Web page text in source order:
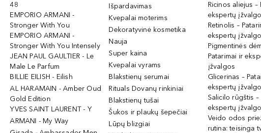
48
EMPORIO ARMANI -
Stronger With You
EMPORIO ARMANI -
Stronger With You Intensely
JEAN PAUL GAULTIER - Le
Male Le Parfum
BILLIE EILISH - Eilish
AL HARAMAIN - Amber Oud
Gold Edition
YVES SAINT LAURENT - Y
ARMANI - My Way
Išpardavimas
Kvepalai moterims
Dekoratyvinė kosmetika
Nauja
Super kaina
Kvepalai vyrams
Blakstienų serumai
Rituals Dovanų rinkiniai
Blakstienų tušai
Šukos ir plaukų šepečiai
Lūpų blizgiai
Ricinos aliejus –
ekspertų
Retinolis –
ekspertų
Pigmentinės
Patarimai ir
įžvalgos
Glicerinas –
ekspertų
Salicilo rūgštis –
ekspertų
Veido odos
rutina: teisinga